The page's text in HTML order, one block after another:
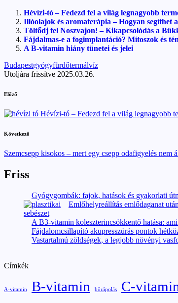
Hévízi-tó – Fedezd fel a világ legnagyobb
Illóolajok és aromaterápia – Hogyan segíthet a
Töltődj fel Noszvajon! – Kikapcsolódás a
Fájdalmas-e a fogimplantáció? Mítoszok és
A B-vitamin hiány tünetei és jelei
Tags:
Budapestgyógyfürdőtermálvíz
Utoljára frissítve 2025.03.26.
Post
navigation
Előző
Hévízi-tó – Fedezd fel a világ legnagyobb
Következő
Szemcsepp kisokos – mert egy csepp odafigyelés nem
Friss
Gyógygombák: fajok, hatások és gyakorlati
Emlőhelyreállítás emlődaganat
A B3-vitamin koleszterincsökkentő hatása:
Fájdalomcsillapító akupresszúrás pontok
Vastartalmú zöldségek, a legjobb növényi
Címkék
A-vitamin B-vitamin bőrápolás C-